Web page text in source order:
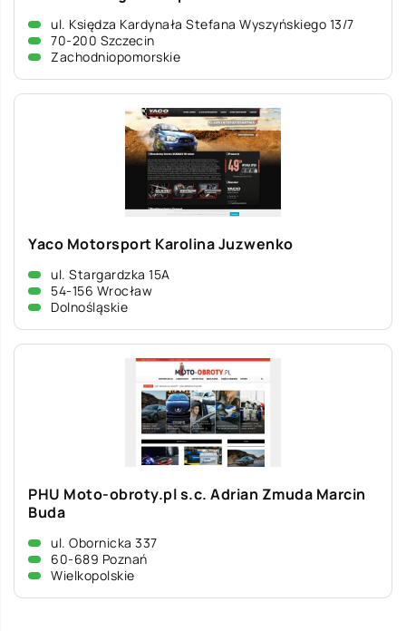
ul. Księdza Kardynała Stefana Wyszyńskiego 13/7
70-200 Szczecin
Zachodniopomorskie
Yaco Motorsport Karolina Juzwenko
ul. Stargardzka 15A
54-156 Wrocław
Dolnośląskie
PHU Moto-obroty.pl s.c. Adrian Zmuda Marcin
Buda
ul. Obornicka 337
60-689 Poznań
Wielkopolskie